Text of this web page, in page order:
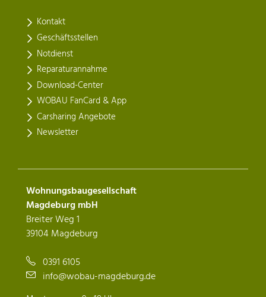
Wohnungsbaugesellschaft
Magdeburg mbH
Breiter Weg 1
39104 Magdeburg
0391 6105
info@wobau-magdeburg.de
Kontakt
Geschäftsstellen
Notdienst
Reparaturannahme
Download-Center
WOBAU FanCard & App
Carsharing Angebote
Newsletter